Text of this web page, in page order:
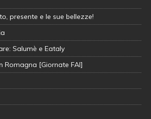
presente e le sue bellezze!
Salumè e Eataly
Romagna [Giornate FAI]